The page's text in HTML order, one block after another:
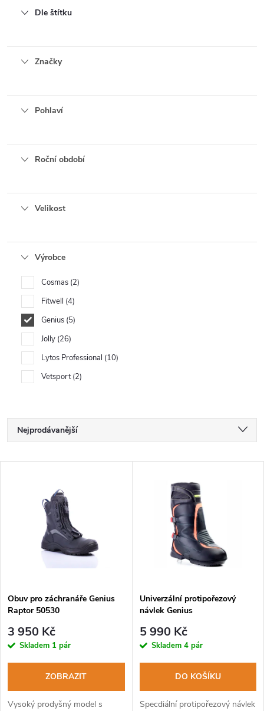
Dle štítku
Značky
Pohlaví
Roční období
Velikost
Výrobce
Cosmas 2
Fitwell 4
Genius 5
Jolly 26
Lytos Professional 10
Vetsport 2
Ř
a
p
r
o
d
Nejprodávanější
Abecedně
s
p
r
Obuv pro záchranáře Genius
Raptor 50530
3 950 Kč
Skladem 1 pár
ZOBRAZIT
Vysoký prodyšný model s
Univerzální protipořezový
návlek Genius
5 990 Kč
Skladem 4 pár
DO KOŠÍKU
Specdiální protipořezový návlek